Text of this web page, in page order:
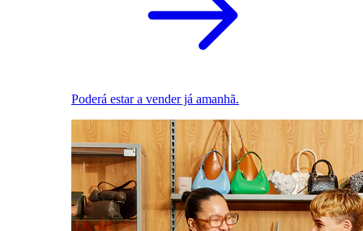
Poderá estar a vender já amanhã.